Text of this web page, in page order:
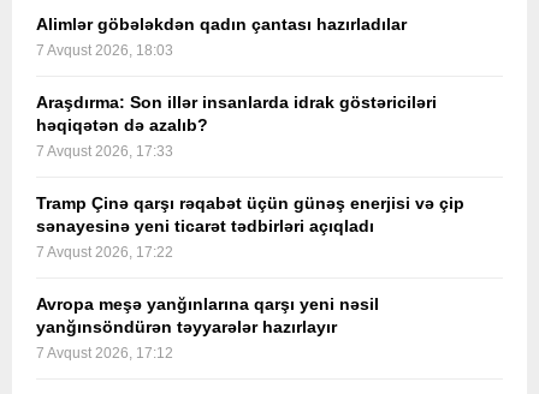
Alimlər göbələkdən qadın çantası hazırladılar
7 Avqust 2026, 18:03
Araşdırma: Son illər insanlarda idrak göstəriciləri
həqiqətən də azalıb?
7 Avqust 2026, 17:33
Tramp Çinə qarşı rəqabət üçün günəş enerjisi və çip
sənayesinə yeni ticarət tədbirləri açıqladı
7 Avqust 2026, 17:22
Avropa meşə yanğınlarına qarşı yeni nəsil
yanğınsöndürən təyyarələr hazırlayır
7 Avqust 2026, 17:12